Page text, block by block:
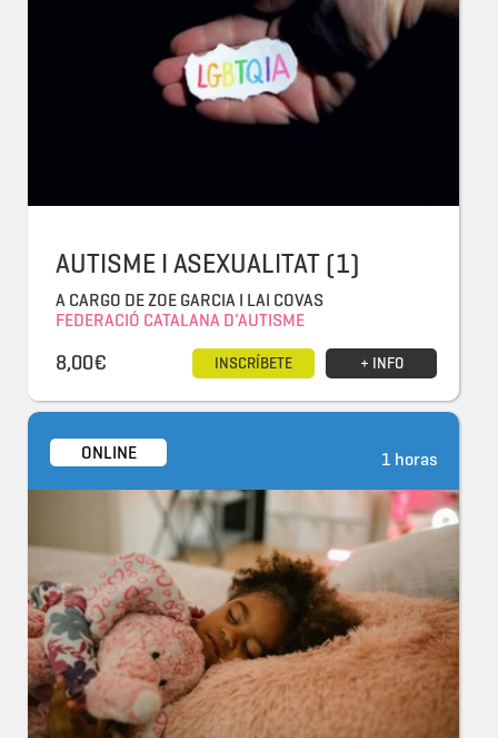
AUTISME I ASEXUALITAT (1)
A CARGO DE ZOE GARCIA I LAI COVAS
FEDERACIÓ CATALANA D'AUTISME
8,00€ + INFO
INSCRÍBETE
1 horas
ONLINE